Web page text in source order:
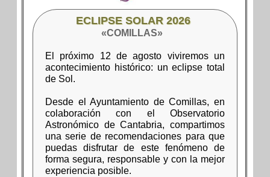
ECLIPSE SOLAR 2026
«COMILLAS»
El próximo 12 de agosto viviremos un
acontecimiento histórico: un eclipse total
de Sol.
Desde el Ayuntamiento de Comillas, en
colaboración con el Observatorio
Astronómico de Cantabria, compartimos
una serie de recomendaciones para que
puedas disfrutar de este fenómeno de
forma segura, responsable y con la mejor
experiencia posible.